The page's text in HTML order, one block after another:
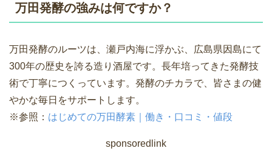
万田発酵の強みは何ですか？
万田発酵のルーツは、瀬戸内海に浮かぶ、広島県因島にて
300年の歴史を誇る造り酒屋です。長年培ってきた発酵技
術で丁寧につくっています。発酵のチカラで、皆さまの健
やかな毎日をサポートします。
※参照： はじめての万田酵素｜働き・口コミ・値段
sponsoredlink